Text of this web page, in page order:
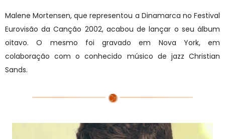
Malene Mortensen, que representou a Dinamarca no Festival
Eurovisão da Canção 2002, acabou de lançar o seu álbum
oitavo. O mesmo foi gravado em Nova York, em
colaboração com o conhecido músico de jazz Christian
Sands.